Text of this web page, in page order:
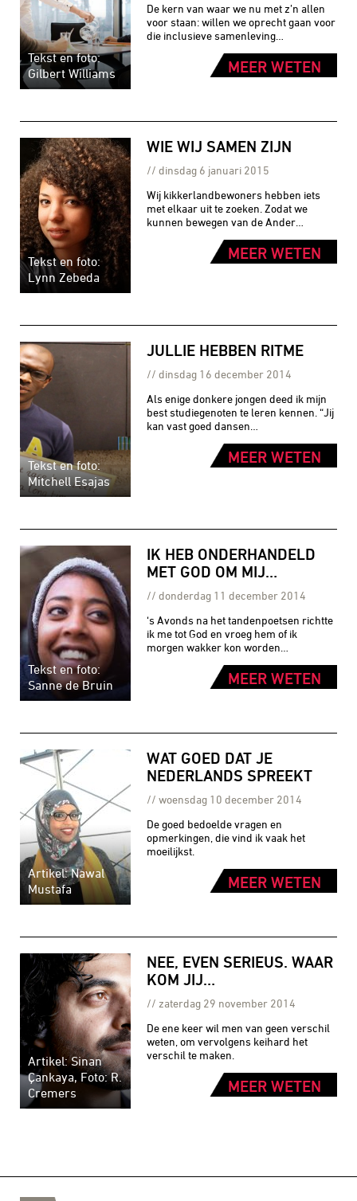
Tekst en foto:
Gilbert Williams
De kern van waar we nu met z’n allen
voor staan: willen we oprecht gaan voor
die inclusieve samenleving…
MEER WETEN
Tekst en foto:
Lynn Zebeda
WIE WIJ SAMEN ZIJN
dinsdag 6 januari 2015
Wij kikkerlandbewoners hebben iets
met elkaar uit te zoeken. Zodat we
kunnen bewegen van de Ander…
MEER WETEN
Tekst en foto:
Mitchell Esajas
JULLIE HEBBEN RITME
dinsdag 16 december 2014
Als enige donkere jongen deed ik mijn
best studiegenoten te leren kennen. “Jij
kan vast goed dansen…
MEER WETEN
Tekst en foto:
Sanne de Bruin
IK HEB ONDERHANDELD
MET GOD OM MIJ…
donderdag 11 december 2014
‘s Avonds na het tandenpoetsen richtte
ik me tot God en vroeg hem of ik
morgen wakker kon worden…
MEER WETEN
Artikel: Nawal
Mustafa
WAT GOED DAT JE
NEDERLANDS SPREEKT
woensdag 10 december 2014
De goed bedoelde vragen en
opmerkingen, die vind ik vaak het
moeilijkst.
MEER WETEN
Artikel: Sinan
Çankaya, Foto: R.
Cremers
NEE, EVEN SERIEUS. WAAR
KOM JIJ…
zaterdag 29 november 2014
De ene keer wil men van geen verschil
weten, om vervolgens keihard het
verschil te maken.
MEER WETEN